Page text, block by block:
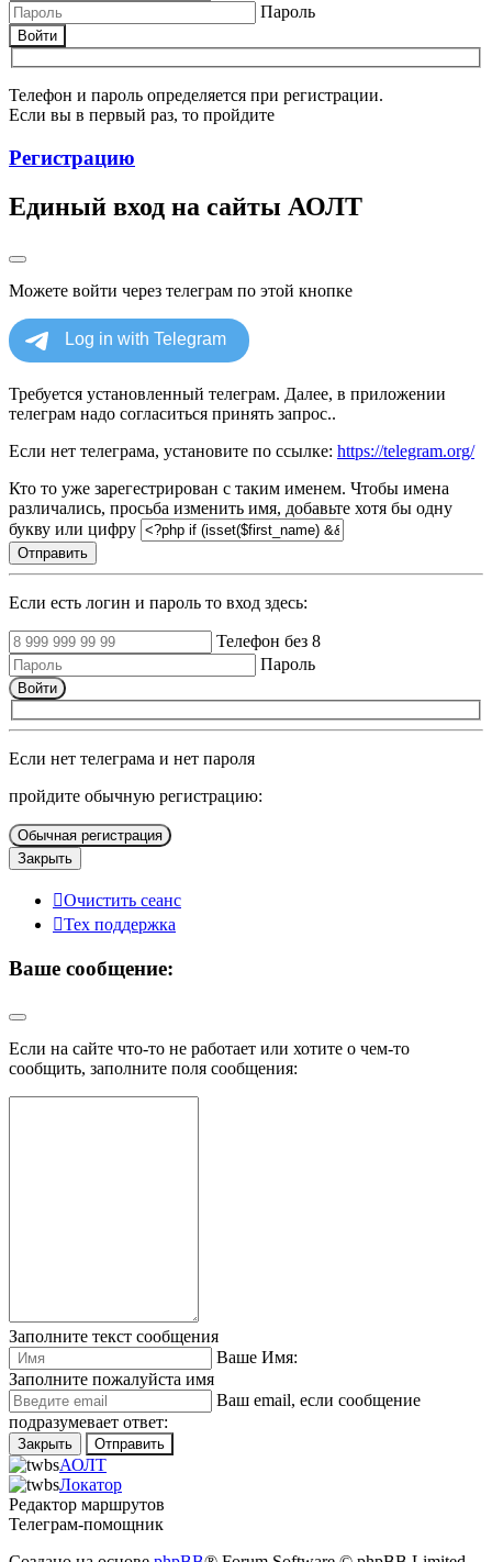
Пароль
Войти
Телефон и пароль определяется при регистрации.
Если вы в первый раз, то пройдите
Регистрацию
Единый вход на сайты АОЛТ
Можете войти через телеграм по этой кнопке
Требуется установленный телеграм. Далее, в приложении
телеграм надо согласиться принять запрос..
Если нет телеграма, установите по ссылке: https://telegram.org/
Кто то уже зарегестрирован с таким именем. Чтобы имена
различались, просьба изменить имя, добавьте хотя бы одну
букву или цифру
Отправить
Если есть логин и пароль то вход здесь:
Телефон без 8
Пароль
Войти
Если нет телеграма и нет пароля
пройдите обычную регистрацию:
Обычная регистрация
Закрыть
Очистить сеанс
Тех поддержка
Ваше сообщение:
Если на сайте что-то не работает или хотите о чем-то
сообщить, заполните поля сообщения:
Заполните текст сообщения
Ваше Имя:
Заполните пожалуйста имя
Ваш еmail, если сообщение
подразумевает ответ:
Закрыть Отправить
АОЛТ
Локатор
Редактор маршрутов
Телеграм-помощник